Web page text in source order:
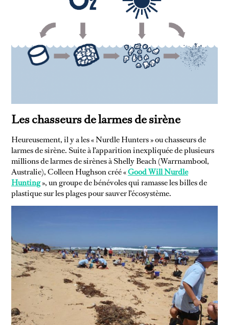
DIY & BEAUTY ECOLOGEEK
Les chasseurs de larmes de sirène
Heureusement, il y a les « Nurdle Hunters » ou chasseurs de
larmes de sirène. Suite à l’apparition inexpliquée de plusieurs
millions de larmes de sirènes à Shelly Beach (Warrnambool,
Australie), Colleen Hughson créé «Good Will Nurdle
Hunting», un groupe de bénévoles qui ramasse les billes de
plastique sur les plages pour sauver l’écosystème.